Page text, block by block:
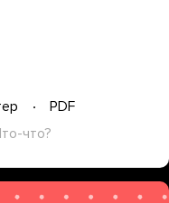
PDF
что?